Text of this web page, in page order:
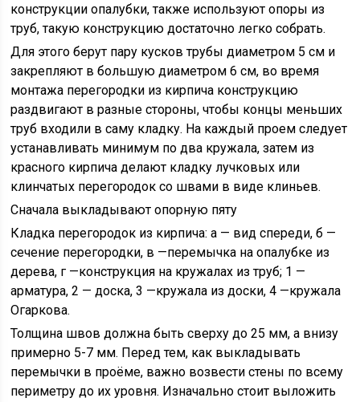
конструкции опалубки, также используют опоры из
труб, такую конструкцию достаточно легко собрать.
Для этого берут пару кусков трубы диаметром 5 см и
закрепляют в большую диаметром 6 см, во время
монтажа перегородки из кирпича конструкцию
раздвигают в разные стороны, чтобы концы меньших
труб входили в саму кладку. На каждый проем следует
устанавливать минимум по два кружала, затем из
красного кирпича делают кладку лучковых или
клинчатых перегородок со швами в виде клиньев.
Сначала выкладывают опорную пяту
Кладка перегородок из кирпича: а — вид спереди, б —
сечение перегородки, в —перемычка на опалубке из
дерева, г —конструкция на кружалах из труб; 1 —
арматура, 2 — доска, 3 —кружала из доски, 4 —кружала
Огаркова.
Толщина швов должна быть сверху до 25 мм, а внизу
примерно 5-7 мм. Перед тем, как выкладывать
перемычки в проёме, важно возвести стены по всему
периметру до их уровня. Изначально стоит выложить